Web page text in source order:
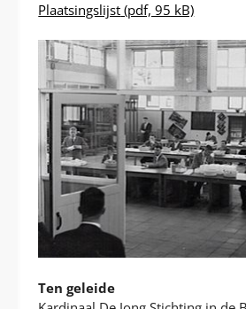
Plaatsingslijst (pdf, 95 kB)
Ten geleide